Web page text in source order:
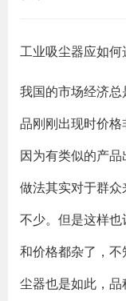
工业吸尘器应如何
我国的市场经济
品刚刚出现时价格
因为有类似的产
做法其实对于群
不少。但是这样
和价格都杂了，
尘器也是如此，